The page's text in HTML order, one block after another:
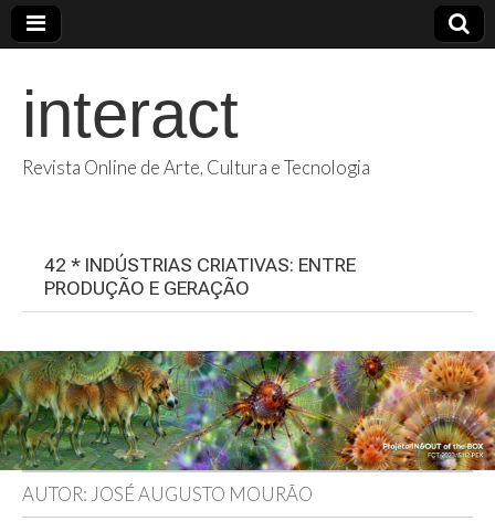
interact
Revista Online de Arte, Cultura e Tecnologia
42 * INDÚSTRIAS CRIATIVAS: ENTRE
PRODUÇÃO E GERAÇÃO
AUTOR: JOSÉ AUGUSTO MOURÃO